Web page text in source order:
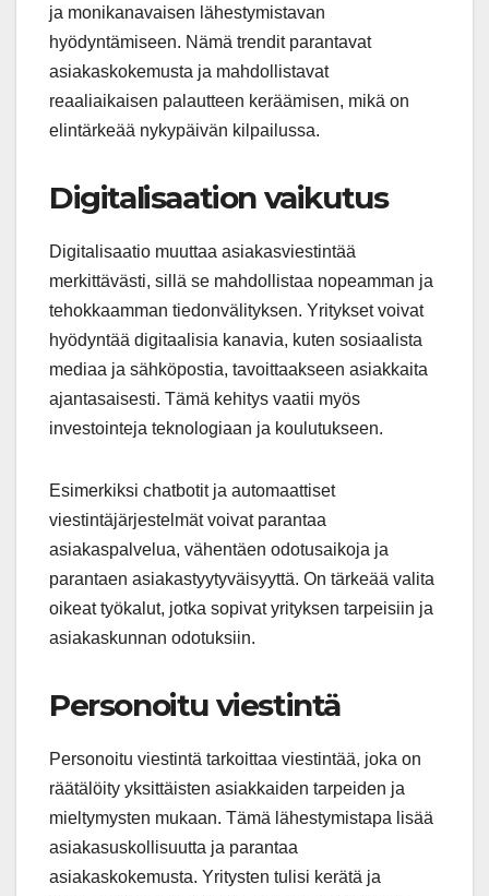
ja monikanavaisen lähestymistavan
hyödyntämiseen. Nämä trendit parantavat
asiakaskokemusta ja mahdollistavat
reaaliaikaisen palautteen keräämisen, mikä on
elintärkeää nykypäivän kilpailussa.
Digitalisaation vaikutus
Digitalisaatio muuttaa asiakasviestintää
merkittävästi, sillä se mahdollistaa nopeamman ja
tehokkaamman tiedonvälityksen. Yritykset voivat
hyödyntää digitaalisia kanavia, kuten sosiaalista
mediaa ja sähköpostia, tavoittaakseen asiakkaita
ajantasaisesti. Tämä kehitys vaatii myös
investointeja teknologiaan ja koulutukseen.
Esimerkiksi chatbotit ja automaattiset
viestintäjärjestelmät voivat parantaa
asiakaspalvelua, vähentäen odotusaikoja ja
parantaen asiakastyytyväisyyttä. On tärkeää valita
oikeat työkalut, jotka sopivat yrityksen tarpeisiin ja
asiakaskunnan odotuksiin.
Personoitu viestintä
Personoitu viestintä tarkoittaa viestintää, joka on
räätälöity yksittäisten asiakkaiden tarpeiden ja
mieltymysten mukaan. Tämä lähestymistapa lisää
asiakasuskollisuutta ja parantaa
asiakaskokemusta. Yritysten tulisi kerätä ja